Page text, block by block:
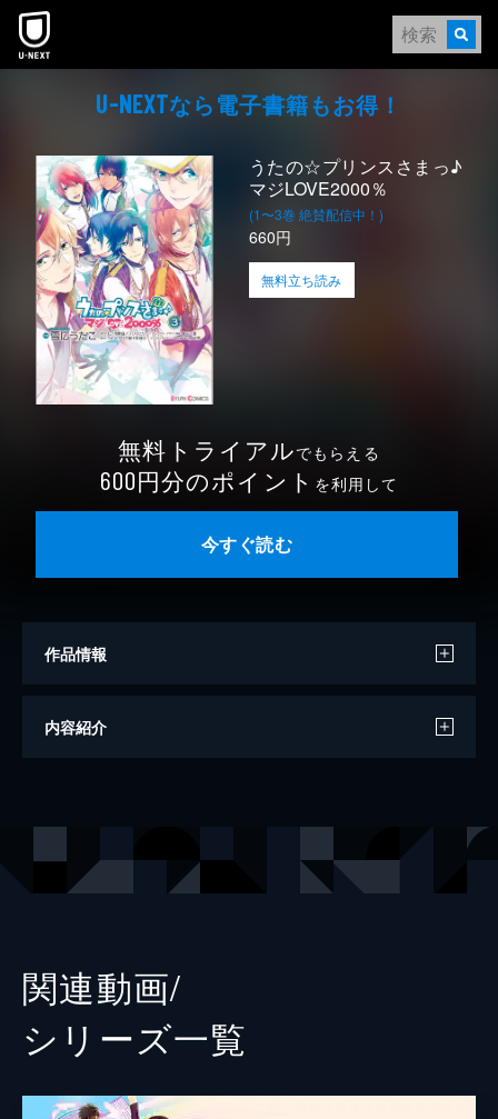
本文へスキップ
U-NEXTなら電⼦書籍もお得！
うたの☆プリンスさまっ♪
マジLOVE2000％
(1〜3巻 絶賛配信中！)
660円
無料立ち読み
無料トライアルでもらえる
600円分のポイント を利用して
今すぐ読む
作品情報
作画
うた☆プリ２製作委員会
レーベル シルフコミックス
内容紹介
関連動画/
シリーズ⼀覧